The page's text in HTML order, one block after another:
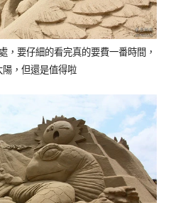
，要仔細的看完真的要費一番時間，
陽，但還是值得啦